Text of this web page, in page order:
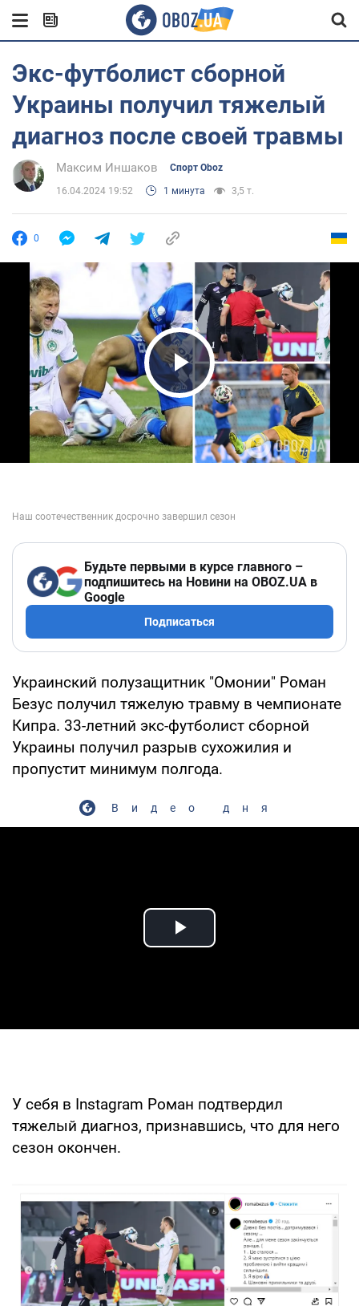
Экс-футболист сборной
Украины получил тяжелый
диагноз после своей травмы
Максим Иншаков Спорт Oboz
16.04.2024 19:52 1 минута 3,5 т.
0
Play Video
Будьте первыми в курсе главного –
подпишитесь на Новини на OBOZ.UA в
Google
Подписаться
Украинский полузащитник "Омонии" Роман
Безус получил тяжелую травму в чемпионате
Кипра. 33-летний экс-футболист сборной
Украины получил разрыв сухожилия и
пропустит минимум полгода.
Видео дня
Play Video
У себя в Instagram Роман подтвердил
тяжелый диагноз, признавшись, что для него
сезон окончен.